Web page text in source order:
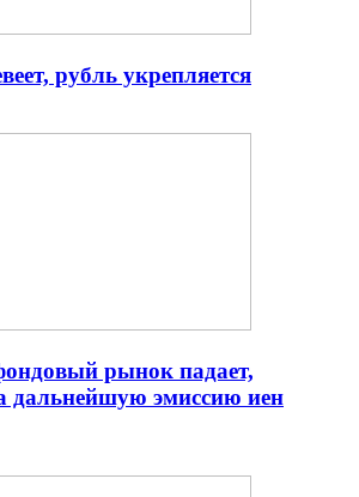
рубль укрепляется
рынок падает,
дальнейшую эмиссию иен